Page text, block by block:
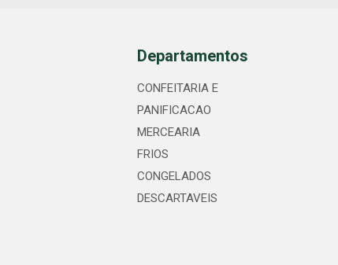
Departamentos
CONFEITARIA E
PANIFICACAO
MERCEARIA
FRIOS
CONGELADOS
DESCARTAVEIS